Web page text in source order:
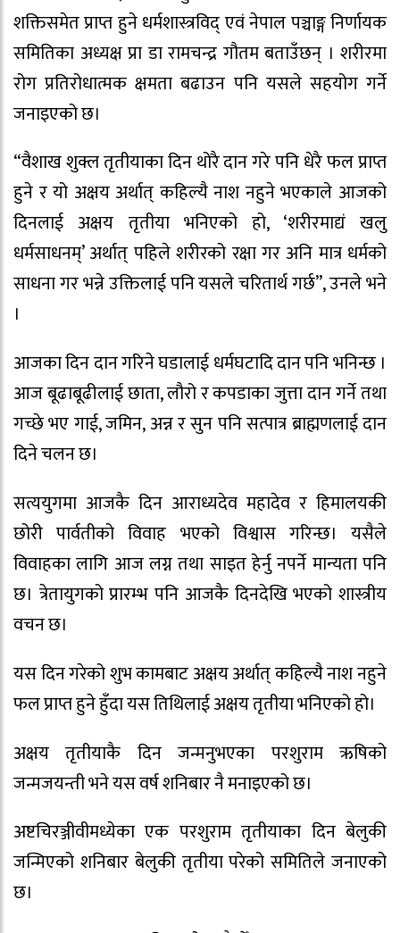
शक्तिसमेत प्राप्त हुने धर्मशास्त्रविद् एवं नेपाल पञ्चाङ्ग निर्णायक
समितिका अध्यक्ष प्रा डा रामचन्द्र गौतम बताउँछन् । शरीरमा
रोग प्रतिरोधात्मक क्षमता बढाउन पनि यसले सहयोग गर्ने
जनाइएको छ।
“वैशाख शुक्ल तृतीयाका दिन थोरै दान गरे पनि धेरै फल प्राप्त
हुने र यो अक्षय अर्थात् कहिल्यै नाश नहुने भएकाले आजको
दिनलाई अक्षय तृतीया भनिएको हो, ‘शरीरमाद्यं खलु
धर्मसाधनम्’ अर्थात् पहिले शरीरको रक्षा गर अनि मात्र धर्मको
साधना गर भन्ने उक्तिलाई पनि यसले चरितार्थ गर्छ”, उनले भने
।
आजका दिन दान गरिने घडालाई धर्मघटादि दान पनि भनिन्छ ।
आज बूढाबूढीलाई छाता, लौरो र कपडाका जुत्ता दान गर्ने तथा
गच्छे भए गाई, जमिन, अन्न र सुन पनि सत्पात्र ब्राह्मणलाई दान
दिने चलन छ।
सत्ययुगमा आजकै दिन आराध्यदेव महादेव र हिमालयकी
छोरी पार्वतीको विवाह भएको विश्वास गरिन्छ। यसैले
विवाहका लागि आज लग्न तथा साइत हेर्नु नपर्ने मान्यता पनि
छ। त्रेतायुगको प्रारम्भ पनि आजकै दिनदेखि भएको शास्त्रीय
वचन छ।
यस दिन गरेको शुभ कामबाट अक्षय अर्थात् कहिल्यै नाश नहुने
फल प्राप्त हुने हुँदा यस तिथिलाई अक्षय तृतीया भनिएको हो।
अक्षय तृतीयाकै दिन जन्मनुभएका परशुराम ऋषिको
जन्मजयन्ती भने यस वर्ष शनिबार नै मनाइएको छ।
अष्टचिरञ्जीवीमध्येका एक परशुराम तृतीयाका दिन बेलुकी
जन्मिएको शनिबार बेलुकी तृतीया परेको समितिले जनाएको
छ।